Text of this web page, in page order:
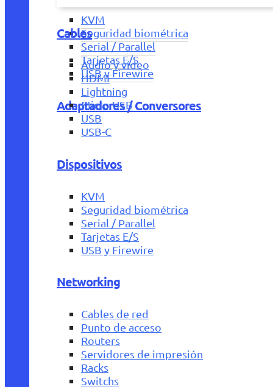
KVM
Seguridad biométrica
Serial / Parallel
Tarjetas E/S
USB y Firewire
Adaptadores / Conversores
Cables
Audio y vídeo
HDMI
Lightning
Micro USB
USB
USB-C
Dispositivos
KVM
Seguridad biométrica
Serial / Parallel
Tarjetas E/S
USB y Firewire
Networking
Cables de red
Punto de acceso
Routers
Servidores de impresión
Racks
Switchs